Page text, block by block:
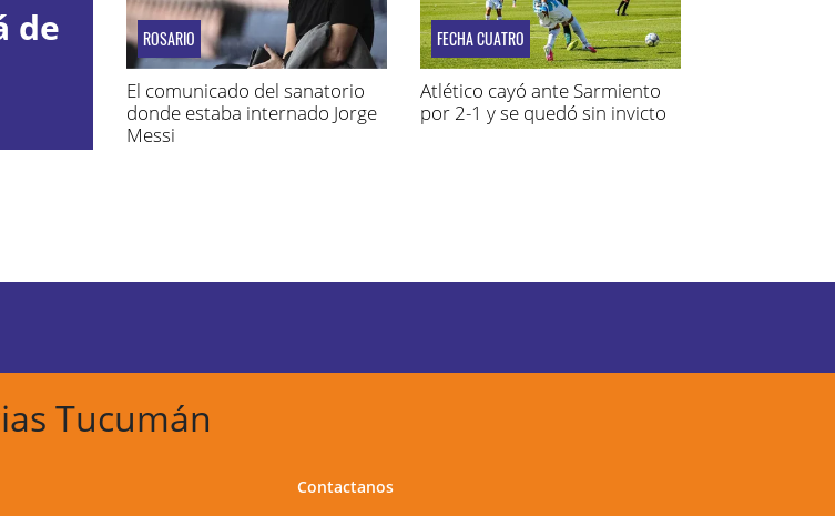
de
ROSARIO
El comunicado del sanatorio
donde estaba internado Jorge
Messi
FECHA CUATRO
Atlético cayó ante Sarmiento
por 2-1 y se quedó sin invicto
Tucumán
Contactanos